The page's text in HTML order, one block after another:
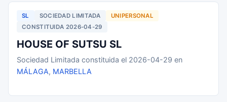
SL SOCIEDAD LIMITADA
UNIPERSONAL
CONSTITUIDA 2026-04-29
HOUSE OF SUTSU SL
Sociedad Limitada constituida el 2026-04-29 en
MÁLAGA, MARBELLA